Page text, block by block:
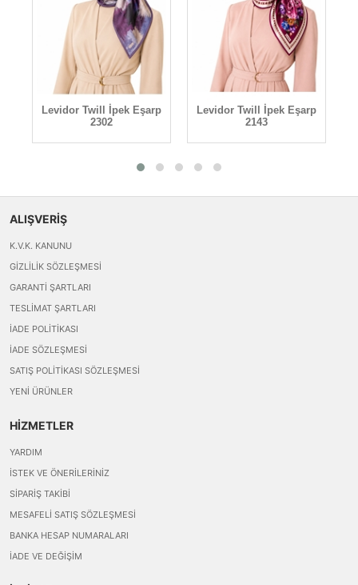
Levidor Twill İpek Eşarp
2302
Levidor Twill İpek Eşarp
2143
ALIŞVERİŞ
K.V.K. KANUNU
GIZLILIK SÖZLEŞMESI
GARANTI ŞARTLARI
TESLIMAT ŞARTLARI
İADE POLITIKASI
İADE SÖZLEŞMESI
SATIŞ POLITIKASI SÖZLEŞMESI
YENI ÜRÜNLER
HİZMETLER
YARDIM
İSTEK VE ÖNERILERINIZ
SIPARIŞ TAKIBI
MESAFELI SATIŞ SÖZLEŞMESI
BANKA HESAP NUMARALARI
İADE VE DEĞIŞIM